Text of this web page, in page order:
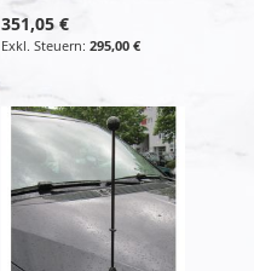
351,05 €
295,00 €